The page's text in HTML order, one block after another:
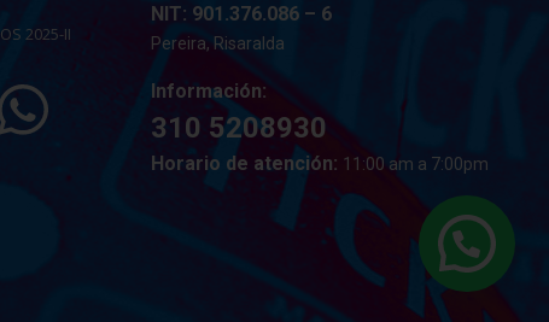
2025-II
NIT: 901.376.086 – 6
Pereira, Risaralda
Información:
310 5208930
Horario de atención: 11:00 am a 7:00pm